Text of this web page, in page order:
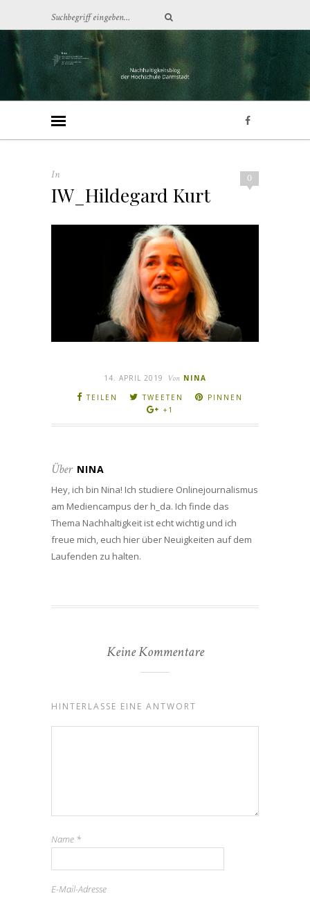
0
In
IW_Hildegard Kurt
14. APRIL 2019 Von NINA
TEILEN
TWEETEN
PINNEN
+1
Über NINA
Hey, ich bin Nina! Ich studiere Onlinejournalismus
am Mediencampus der h_da. Ich finde das
Thema Nachhaltigkeit ist echt wichtig und ich
freue mich, euch hier über Neuigkeiten auf dem
Laufenden zu halten.
Keine Kommentare
HINTERLASSE EINE ANTWORT
Name *
E-Mail-Adresse